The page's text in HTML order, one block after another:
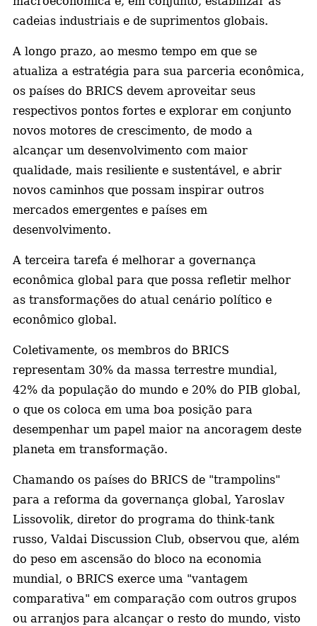
cadeias industriais e de suprimentos globais.
A longo prazo, ao mesmo tempo em que se
atualiza a estratégia para sua parceria econômica,
os países do BRICS devem aproveitar seus
respectivos pontos fortes e explorar em conjunto
novos motores de crescimento, de modo a
alcançar um desenvolvimento com maior
qualidade, mais resiliente e sustentável, e abrir
novos caminhos que possam inspirar outros
mercados emergentes e países em
desenvolvimento.
A terceira tarefa é melhorar a governança
econômica global para que possa refletir melhor
as transformações do atual cenário político e
econômico global.
Coletivamente, os membros do BRICS
representam 30% da massa terrestre mundial,
42% da população do mundo e 20% do PIB global,
o que os coloca em uma boa posição para
desempenhar um papel maior na ancoragem deste
planeta em transformação.
Chamando os países do BRICS de "trampolins"
para a reforma da governança global, Yaroslav
Lissovolik, diretor do programa do think-tank
russo, Valdai Discussion Club, observou que, além
do peso em ascensão do bloco na economia
mundial, o BRICS exerce uma "vantagem
comparativa" em comparação com outros grupos
ou arranjos para alcançar o resto do mundo, visto